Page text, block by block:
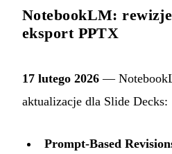
NotebookLM:
eksport PPTX
17 lutego 2026 —
aktualizacje dla Slide Decks:
Prompt-Based